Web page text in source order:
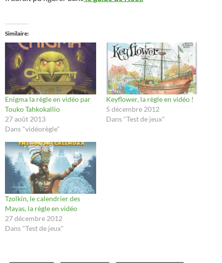
Similaire
Enigma la règle en vidéo par
Touko Tahkokallio
27 août 2013
Dans "vidéorègle"
Keyflower, la règle en vidéo !
5 décembre 2012
Dans "Test de jeux"
Tzolkin, le calendrier des
Mayas, la règle en vidéo
27 décembre 2012
Dans "Test de jeux"